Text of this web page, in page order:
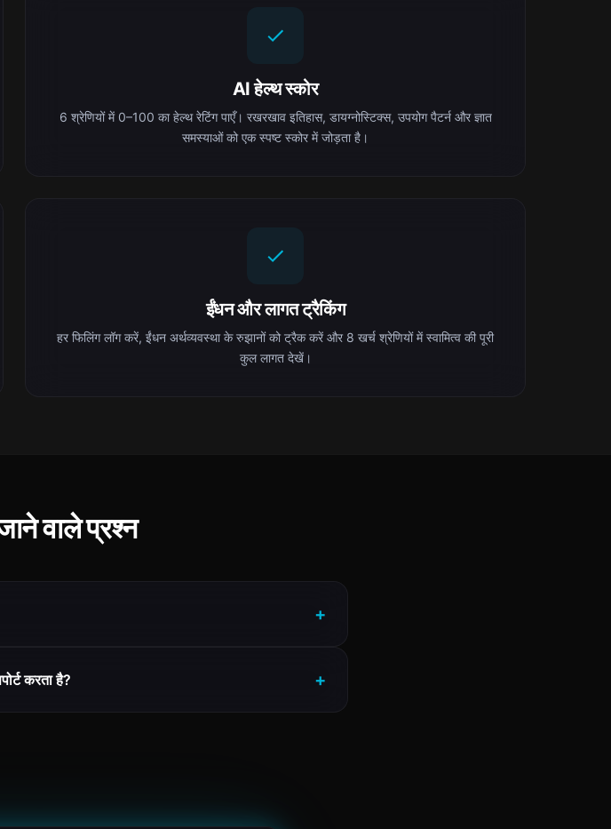
AI हेल्थ स्कोर
6 श्रेणियों में 0–100 का हेल्थ रेटिंग पाएँ। रखरखाव इतिहास, डायग्नोस्टिक्स, उपयोग पैटर्न और ज्ञात
समस्याओं को एक स्पष्ट स्कोर में जोड़ता है।
ईंधन और लागत ट्रैकिंग
हर फिलिंग लॉग करें, ईंधन अर्थव्यवस्था के रुझानों को ट्रैक करें और 8 खर्च श्रेणियों में स्वामित्व की पूरी
कुल लागत देखें।
वाले प्रश्न
करता है?